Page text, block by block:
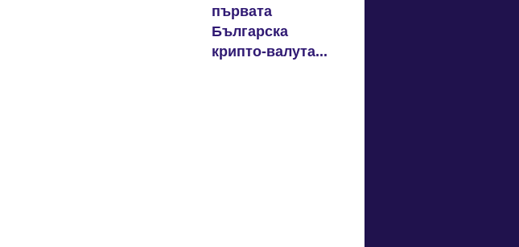
първата
Българска
крипто-валута...